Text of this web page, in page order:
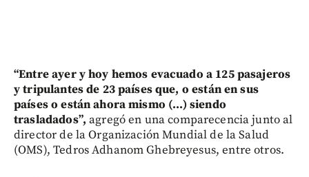
“Entre ayer y hoy hemos evacuado a 125 pasajeros
y tripulantes de 23 países que, o están en sus
países o están ahora mismo (...) siendo
trasladados”,agregó en una comparecencia junto al
director de la Organización Mundial de la Salud
(OMS), Tedros Adhanom Ghebreyesus, entre otros.